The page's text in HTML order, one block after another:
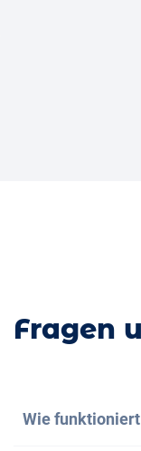
Fragen
Wie